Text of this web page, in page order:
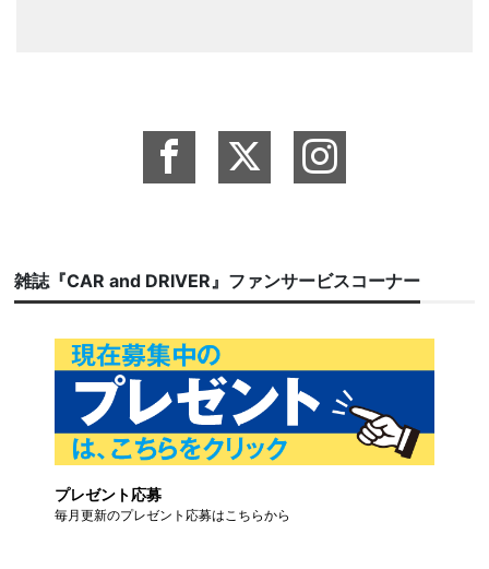
雑誌『CAR and DRIVER』ファンサービスコーナー
プレゼント応募
毎月更新のプレゼント応募はこちらから